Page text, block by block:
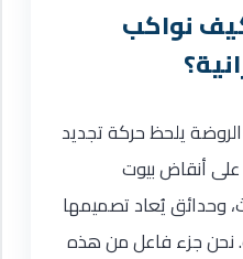
نواكب
يلحظ حركة تجديد
أنقاض بيوت
وحدائق يُعاد تصميمها
نحن جزء فاعل من هذه